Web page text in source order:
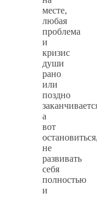
месте,
любая
проблема
и
кризис
души
рано
или
поздно
а
вот
остановиться,
не
развивать
себя
полностью
и